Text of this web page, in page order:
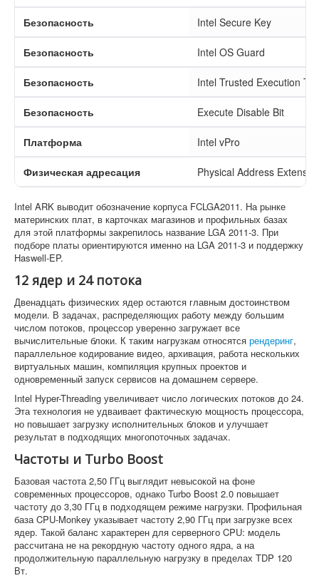
Безопасность Intel Secure Key
Безопасность Intel OS Guard
Безопасность Intel Trusted Execution
Безопасность Execute Disable Bit
Платформа Intel vPro
Физическая адресация Physical Address
Intel ARK выводит обозначение корпуса FCLGA2011. На рынке
материнских плат, в карточках магазинов и профильных базах
для этой платформы закрепилось название LGA 2011-3. При
подборе платы ориентируются именно на LGA 2011-3 и поддержку
Haswell-EP.
12 ядер и 24 потока
Двенадцать физических ядер остаются главным достоинством
модели. В задачах, распределяющих работу между большим
числом потоков, процессор уверенно загружает все
вычислительные блоки. К таким нагрузкам относятся рендеринг,
параллельное кодирование видео, архивация, работа нескольких
виртуальных машин, компиляция крупных проектов и
одновременный запуск сервисов на домашнем сервере.
Intel Hyper-Threading увеличивает число логических потоков до 24.
Эта технология не удваивает фактическую мощность процессора,
но повышает загрузку исполнительных блоков и улучшает
результат в подходящих многопоточных задачах.
Частоты и Turbo Boost
Базовая частота 2,50 ГГц выглядит невысокой на фоне
современных процессоров, однако Turbo Boost 2.0 повышает
частоту до 3,30 ГГц в подходящем режиме нагрузки. Профильная
база CPU-Monkey указывает частоту 2,90 ГГц при загрузке всех
ядер. Такой баланс характерен для серверного CPU: модель
рассчитана не на рекордную частоту одного ядра, а на
продолжительную параллельную нагрузку в пределах TDP 120
Вт.